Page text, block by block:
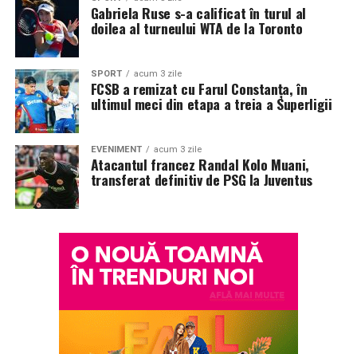
Gabriela Ruse s-a calificat în turul al
doilea al turneului WTA de la Toronto
SPORT acum 3 zile
FCSB a remizat cu Farul Constanța, în
ultimul meci din etapa a treia a Superligii
EVENIMENT acum 3 zile
Atacantul francez Randal Kolo Muani,
transferat definitiv de PSG la Juventus